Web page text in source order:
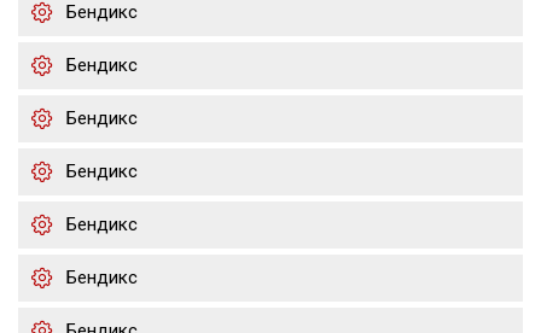
Бендикс
Бендикс
Бендикс
Бендикс
Бендикс
Бендикс